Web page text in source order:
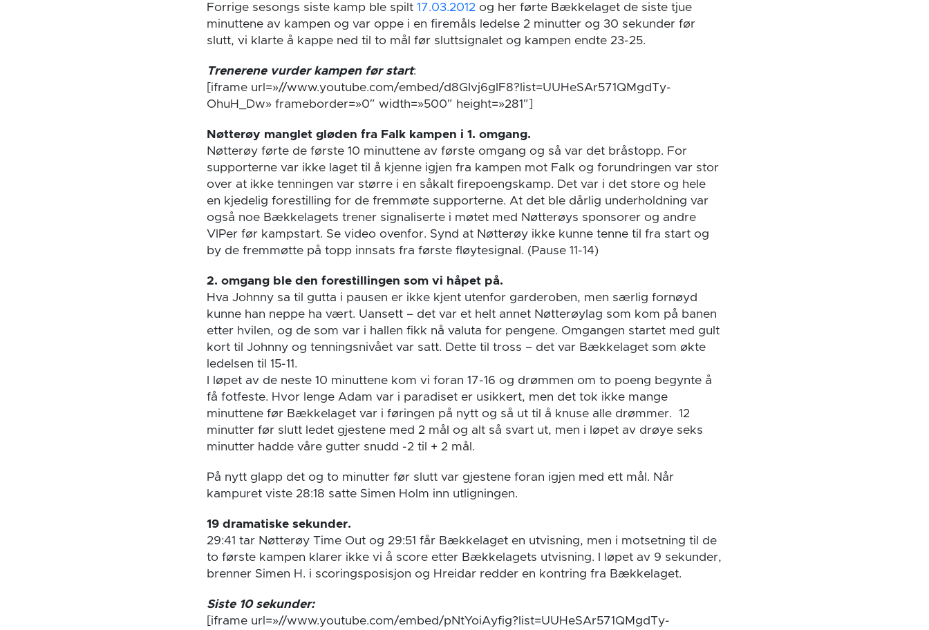
Forrige sesongs siste kamp ble spilt17.03.2012 og her førte Bækkelaget de siste tjue
minuttene av kampen og var oppe i en firemåls ledelse 2 minutter og 30 sekunder før
slutt, vi klarte å kappe ned til to mål før sluttsignalet og kampen endte 23-25.
Trenerene vurder kampen før start:
[iframe url=»//www.youtube.com/embed/d8GIvj6gIF8?list=UUHeSAr571QMgdTy-
OhuH_Dw» frameborder=»0″ width=»500″ height=»281″]
Nøtterøy manglet gløden fra Falk kampen i 1. omgang.
Nøtterøy førte de første 10 minuttene av første omgang og så var det bråstopp. For
supporterne var ikke laget til å kjenne igjen fra kampen mot Falk og forundringen var stor
over at ikke tenningen var større i en såkalt firepoengskamp. Det var i det store og hele
en kjedelig forestilling for de fremmøte supporterne. At det ble dårlig underholdning var
også noe Bækkelagets trener signaliserte i møtet med Nøtterøys sponsorer og andre
VIPer før kampstart. Se video ovenfor. Synd at Nøtterøy ikke kunne tenne til fra start og
by de fremmøtte på topp innsats fra første fløytesignal. (Pause 11-14)
2. omgang ble den forestillingen som vi håpet på.
Hva Johnny sa til gutta i pausen er ikke kjent utenfor garderoben, men særlig fornøyd
kunne han neppe ha vært. Uansett – det var et helt annet Nøtterøylag som kom på banen
etter hvilen, og de som var i hallen fikk nå valuta for pengene. Omgangen startet med gult
kort til Johnny og tenningsnivået var satt. Dette til tross – det var Bækkelaget som økte
ledelsen til 15-11.
I løpet av de neste 10 minuttene kom vi foran 17-16 og drømmen om to poeng begynte å
få fotfeste. Hvor lenge Adam var i paradiset er usikkert, men det tok ikke mange
minuttene før Bækkelaget var i føringen på nytt og så ut til å knuse alle drømmer. 12
minutter før slutt ledet gjestene med 2 mål og alt så svart ut, men i løpet av drøye seks
minutter hadde våre gutter snudd -2 til + 2 mål.
På nytt glapp det og to minutter før slutt var gjestene foran igjen med ett mål. Når
kampuret viste 28:18 satte Simen Holm inn utligningen.
19 dramatiske sekunder.
29:41 tar Nøtterøy Time Out og 29:51 får Bækkelaget en utvisning, men i motsetning til de
to første kampen klarer ikke vi å score etter Bækkelagets utvisning. I løpet av 9 sekunder,
brenner Simen H. i scoringsposisjon og Hreidar redder en kontring fra Bækkelaget.
Siste 10 sekunder:
[iframe url=»//www.youtube.com/embed/pNtYoiAyfig?list=UUHeSAr571QMgdTy-